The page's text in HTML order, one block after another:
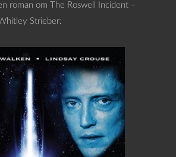
roman om The Roswell Incident –
Strieber: